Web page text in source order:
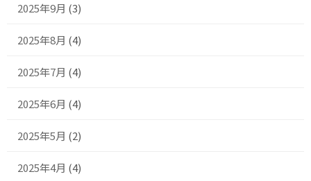
2025年9月 (3)
2025年8月 (4)
2025年7月 (4)
2025年6月 (4)
2025年5月 (2)
2025年4月 (4)